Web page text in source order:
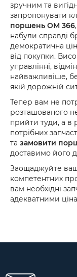
зручним та
запропонувати
поршень ОМ 366
набули справді
демократична
від покупки.
управлінні,
найважливіше,
якій дорожній
Тепер вам не
розташованого
прийти туди, а в
потрібних
та замовити
доставимо його
Заощаджуйте
компетентних
вам необхідні
адекватними